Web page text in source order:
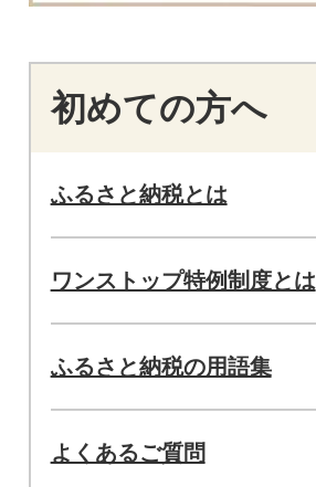
初めての方へ
ふるさと納税とは
ワンストップ特例制度とは
ふるさと納税の用語集
よくあるご質問